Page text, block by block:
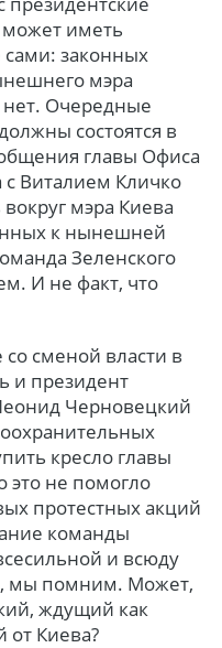
иметь
законных
мэра
нет. Очередные
состоятся в
главы Офиса
с Виталием Кличко
мэра Киева
к нынешней
Зеленского
И не факт, что
сменой власти в
и президент
Черновецкий
кресло главы
это не помогло
протестных акций
команды
и всюду
мы помним. Может,
ждущий как
от Киева?